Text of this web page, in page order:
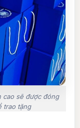
cao sẽ được đóng
trao tặng